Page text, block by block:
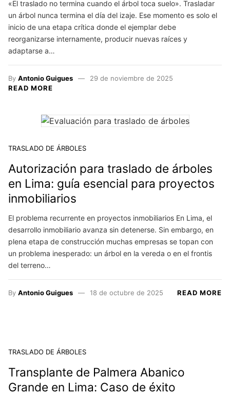
«El traslado no termina cuando el árbol toca suelo». Trasladar
un árbol nunca termina el día del izaje. Ese momento es solo el
inicio de una etapa crítica donde el ejemplar debe
reorganizarse internamente, producir nuevas raíces y
adaptarse a…
By Antonio Guigues
29 de noviembre de 2025
READ MORE
TRASLADO DE ÁRBOLES
Autorización para traslado de árboles
en Lima: guía esencial para proyectos
inmobiliarios
El problema recurrente en proyectos inmobiliarios En Lima, el
desarrollo inmobiliario avanza sin detenerse. Sin embargo, en
plena etapa de construcción muchas empresas se topan con
un problema inesperado: un árbol en la vereda o en el frontis
del terreno…
By Antonio Guigues 18 de octubre de 2025 READ MORE
TRASLADO DE ÁRBOLES
Transplante de Palmera Abanico
Grande en Lima: Caso de éxito